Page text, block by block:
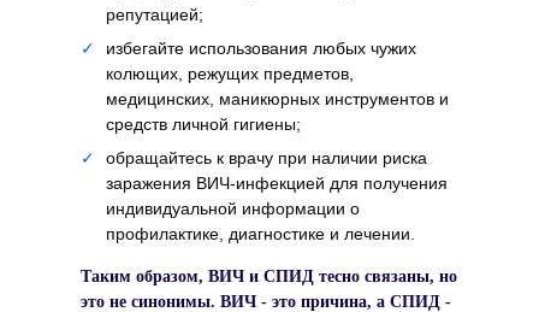
репутацией;
✓
избегайте использования любых чужих
колющих, режущих предметов,
медицинских, маникюрных инструментов и
средств личной гигиены;
✓
обращайтесь к врачу при наличии риска
заражения ВИЧ-инфекцией для получения
индивидуальной информации о
профилактике, диагностике и лечении.
Таким образом, ВИЧ и СПИД тесно связаны, но
это не синонимы. ВИЧ - это причина, а СПИД -